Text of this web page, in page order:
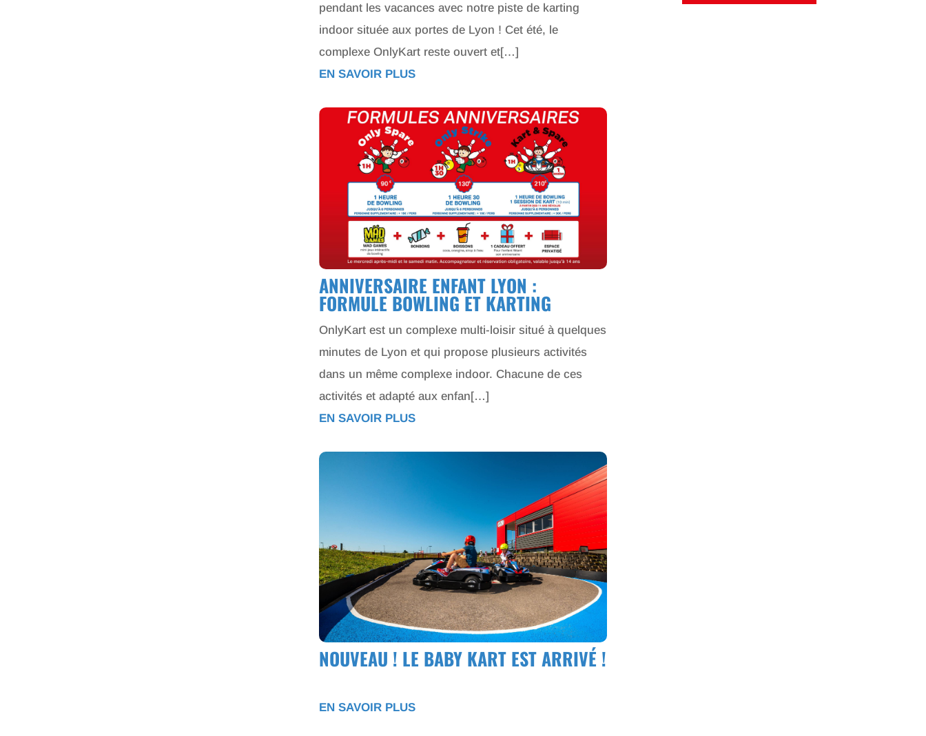
pendant les vacances avec notre piste de karting
indoor située aux portes de Lyon ! Cet été, le
complexe OnlyKart reste ouvert et[…]
EN SAVOIR PLUS
ANNIVERSAIRE ENFANT LYON :
FORMULE BOWLING ET KARTING
OnlyKart est un complexe multi-loisir situé à quelques
minutes de Lyon et qui propose plusieurs activités
dans un même complexe indoor. Chacune de ces
activités et adapté aux enfan[…]
EN SAVOIR PLUS
NOUVEAU ! LE BABY KART EST ARRIVÉ !
EN SAVOIR PLUS